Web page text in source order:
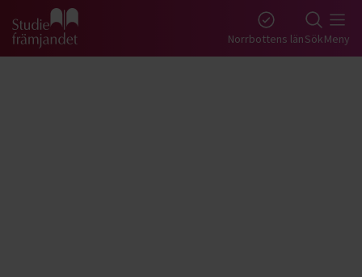
Gå till studiefrämjandets startsida Norrbottens länSökMeny